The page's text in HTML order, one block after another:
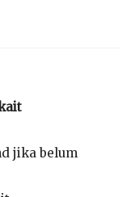
jika belum